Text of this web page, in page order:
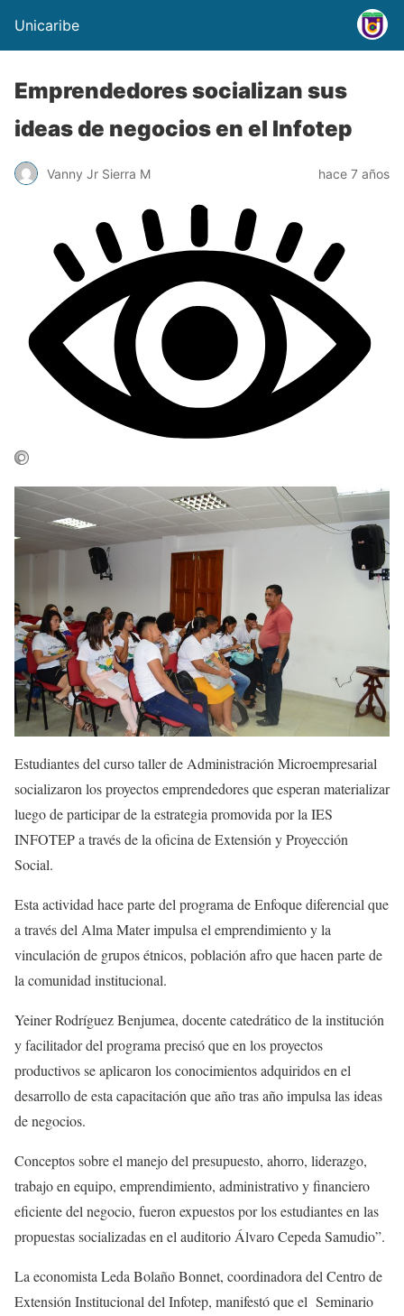
Unicaribe
Emprendedores socializan sus
ideas de negocios en el Infotep
Vanny Jr Sierra M hace 7 años
Estudiantes del curso taller de Administración Microempresarial
socializaron los proyectos emprendedores que esperan materializar
luego de participar de la estrategia promovida por la IES
INFOTEP a través de la oficina de Extensión y Proyección
Social.
Esta actividad hace parte del programa de Enfoque diferencial que
a través del Alma Mater impulsa el emprendimiento y la
vinculación de grupos étnicos, población afro que hacen parte de
la comunidad institucional.
Yeiner Rodríguez Benjumea, docente catedrático de la institución
y facilitador del programa precisó que en los proyectos
productivos se aplicaron los conocimientos adquiridos en el
desarrollo de esta capacitación que año tras año impulsa las ideas
de negocios.
Conceptos sobre el manejo del presupuesto, ahorro, liderazgo,
trabajo en equipo, emprendimiento, administrativo y financiero
eficiente del negocio, fueron expuestos por los estudiantes en las
propuestas socializadas en el auditorio Álvaro Cepeda Samudio”.
La economista Leda Bolaño Bonnet, coordinadora del Centro de
Extensión Institucional del Infotep, manifestó que el Seminario